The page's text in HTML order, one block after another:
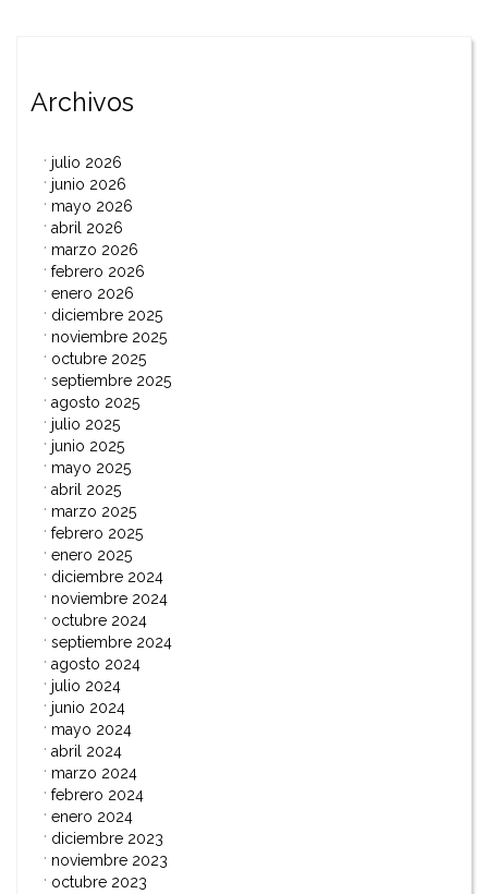
Archivos
julio 2026
junio 2026
mayo 2026
abril 2026
marzo 2026
febrero 2026
enero 2026
diciembre 2025
noviembre 2025
octubre 2025
septiembre 2025
agosto 2025
julio 2025
junio 2025
mayo 2025
abril 2025
marzo 2025
febrero 2025
enero 2025
diciembre 2024
noviembre 2024
octubre 2024
septiembre 2024
agosto 2024
julio 2024
junio 2024
mayo 2024
abril 2024
marzo 2024
febrero 2024
enero 2024
diciembre 2023
noviembre 2023
octubre 2023